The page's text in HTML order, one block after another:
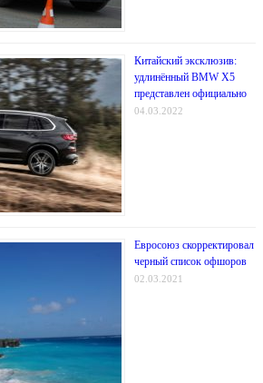
Китайский эксклюзив:
удлинённый BMW X5
представлен официально
04.03.2022
Евросоюз скорректировал
черный список офшоров
02.03.2021